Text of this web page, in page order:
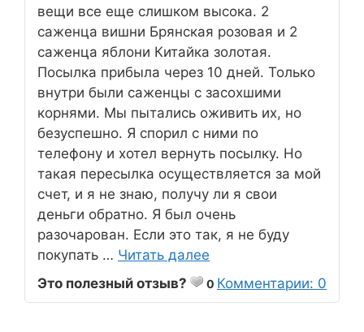
вещи все еще слишком высока. 2
саженца вишни Брянская розовая и 2
саженца яблони Китайка золотая.
Посылка прибыла через 10 дней. Только
внутри были саженцы с засохшими
корнями. Мы пытались оживить их, но
безуспешно. Я спорил с ними по
телефону и хотел вернуть посылку. Но
такая пересылка осуществляется за мой
счет, и я не знаю, получу ли я свои
деньги обратно. Я был очень
разочарован. Если это так, я не буду
покупать … Читать далее
Это полезный отзыв?
0 Комментарии: 0